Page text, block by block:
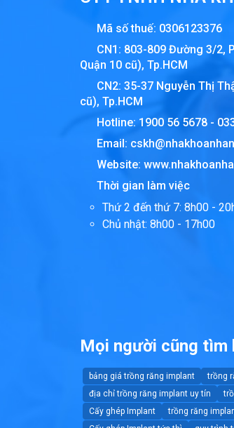
Mã số thuế: 0306123376
CN1: 803-809 Đường 3/2,
Quận 10 cũ), Tp.HCM
CN2: 35-37 Nguyễn Thị
cũ), Tp.HCM
Hotline: 1900 56 5678 -
Email:
Website:
Thời gian làm việc
Thứ 2 đến thứ 7: 8h00 -
Chủ nhật: 8h00 - 17h00
Mọi người cũng tìm
bảng giá trồng răng implant trồng
địa chỉ trồng răng implant uy tín
Cấy ghép Implant
trồng răng